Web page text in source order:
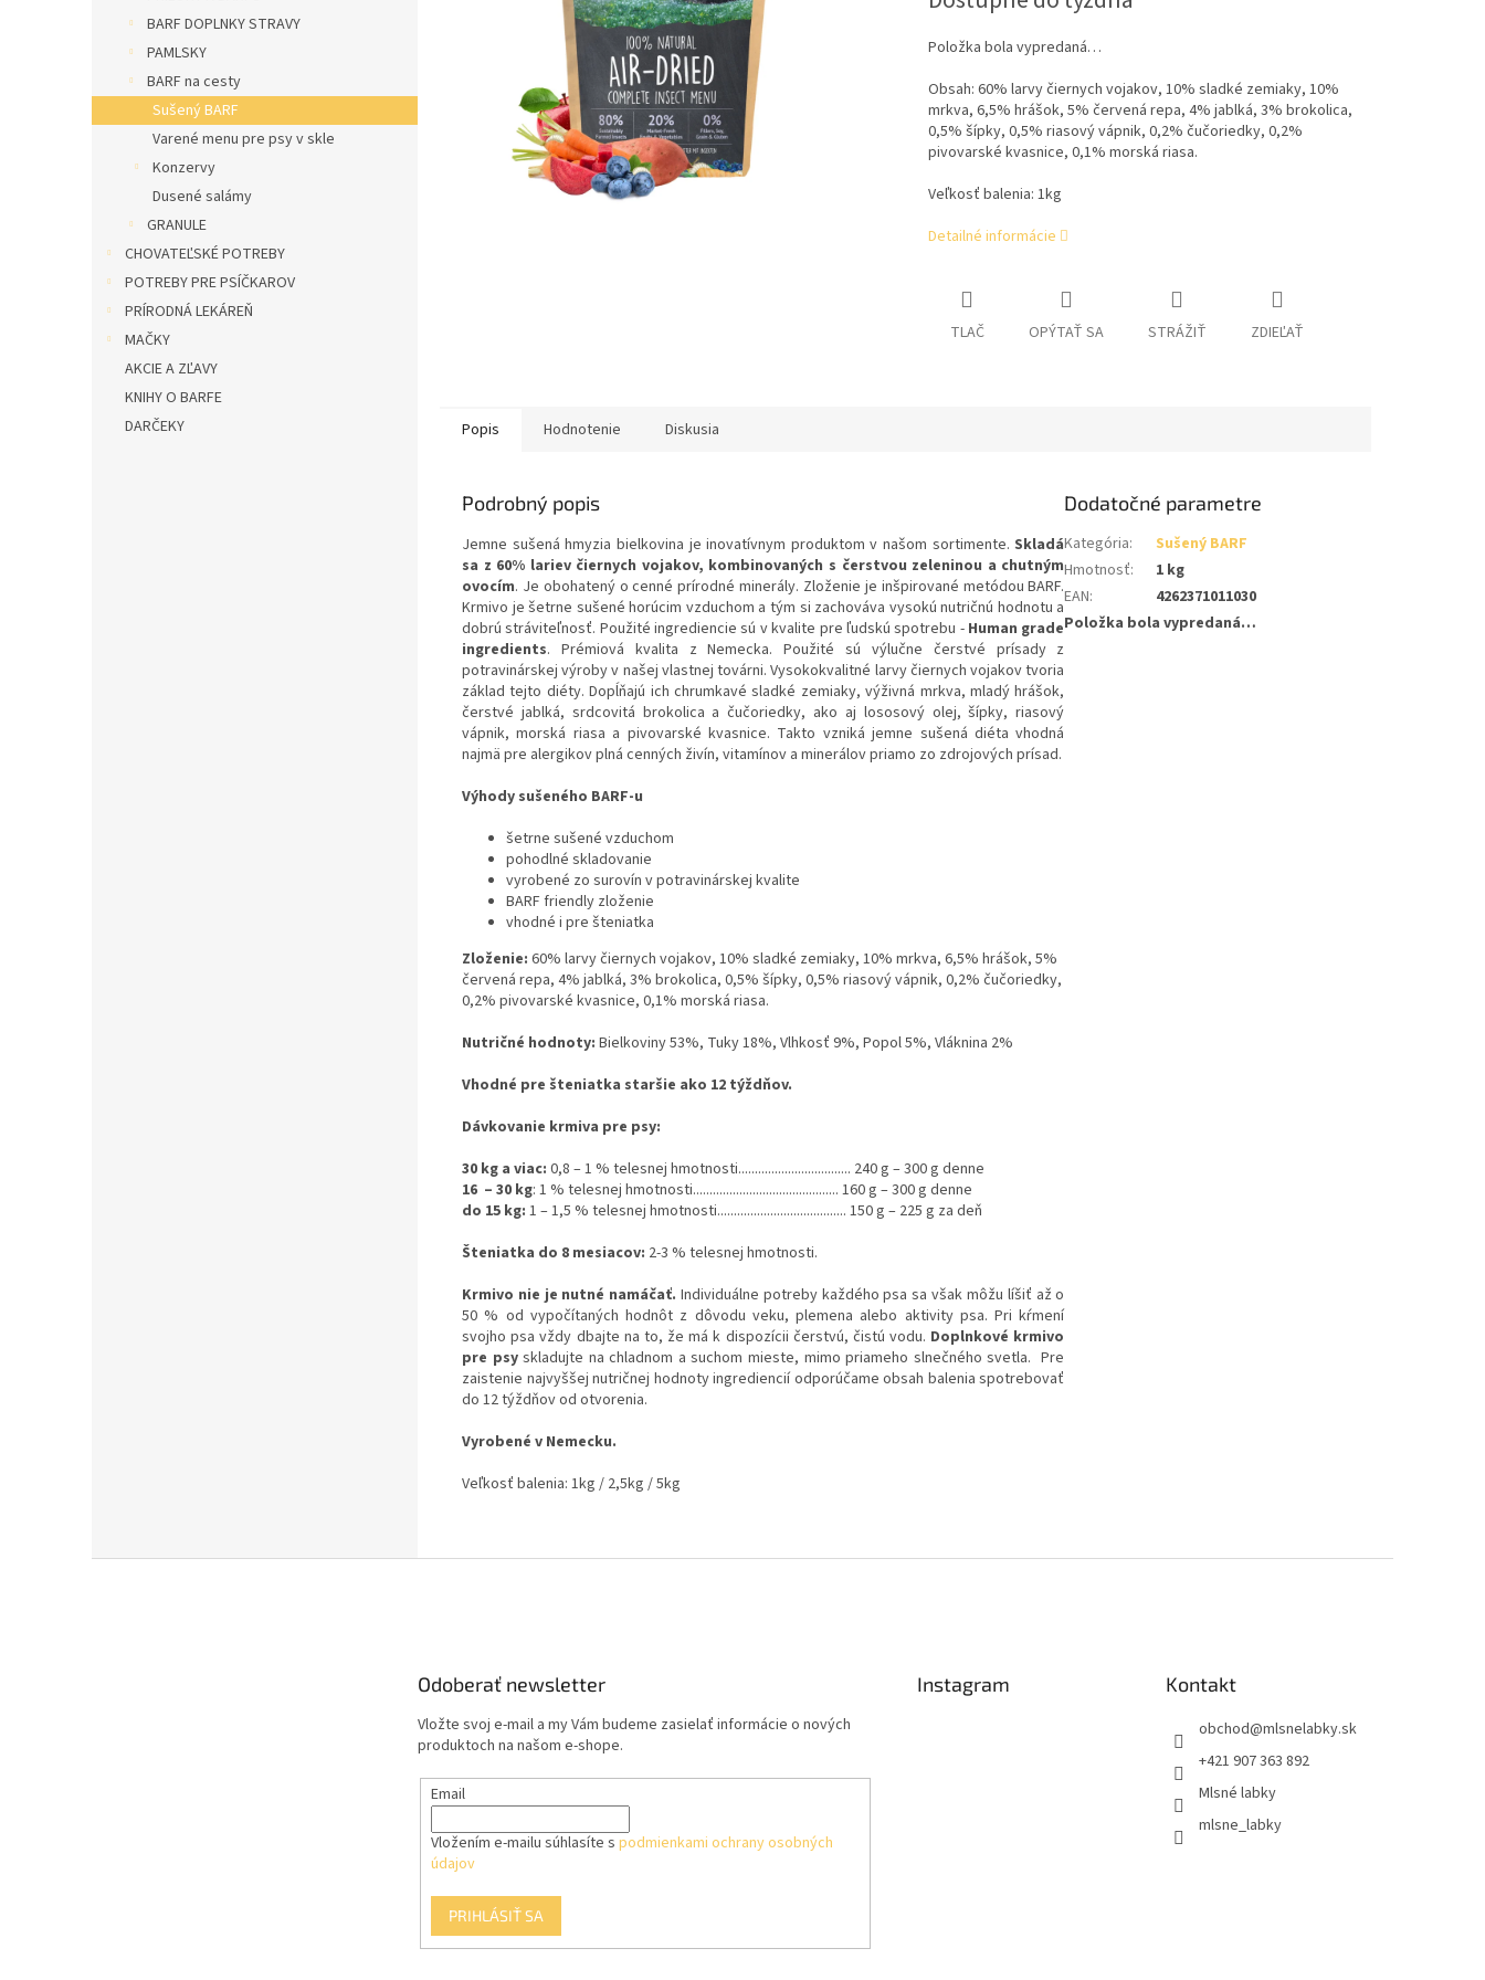
BARF DOPLNKY STRAVY
PAMLSKY
BARF na cesty
Sušený BARF
Varené menu pre psy v skle
Konzervy
Dusené salámy
GRANULE
CHOVATEĽSKÉ POTREBY
POTREBY PRE PSÍČKAROV
PRÍRODNÁ LEKÁREŇ
MAČKY
AKCIE A ZĽAVY
KNIHY O BARFE
DARČEKY
Položka bola vypredaná…
Obsah: 60% larvy čiernych vojakov, 10% sladké zemiaky, 10%
mrkva, 6,5% hrášok, 5% červená repa, 4% jablká, 3% brokolica,
0,5% šípky, 0,5% riasový vápnik, 0,2% čučoriedky, 0,2%
pivovarské kvasnice, 0,1% morská riasa.
Veľkosť balenia: 1kg
Detailné informácie
TLAČ OPÝTAŤ SA STRÁŽIŤ ZDIEĽAŤ
Popis Hodnotenie Diskusia
Podrobný popis
Jemne sušená hmyzia bielkovina je inovatívnym produktom v našom sortimente.Skladá
sa z 60% lariev čiernych vojakov, kombinovaných s čerstvou zeleninou a chutným
ovocím. Je obohatený o cenné prírodné minerály. Zloženie je inšpirované metódou BARF.
Krmivo je šetrne sušené horúcim vzduchom a tým si zachováva vysokú nutričnú hodnotu a
dobrú stráviteľnosť. Použité ingrediencie sú v kvalite pre ľudskú spotrebu - Human grade
ingredients. Prémiová kvalita z Nemecka. Použité sú výlučne čerstvé prísady z
potravinárskej výroby v našej vlastnej továrni. Vysokokvalitné larvy čiernych vojakov tvoria
základ tejto diéty. Dopĺňajú ich chrumkavé sladké zemiaky, výživná mrkva, mladý hrášok,
čerstvé jablká, srdcovitá brokolica a čučoriedky, ako aj lososový olej, šípky, riasový
vápnik, morská riasa a pivovarské kvasnice. Takto vzniká jemne sušená diéta vhodná
najmä pre alergikov plná cenných živín, vitamínov a minerálov priamo zo zdrojových prísad.
Výhody sušeného BARF-u
šetrne sušené vzduchom
pohodlné skladovanie
vyrobené zo surovín v potravinárskej kvalite
BARF friendly zloženie
vhodné i pre šteniatka
Zloženie: 60% larvy čiernych vojakov, 10% sladké zemiaky, 10% mrkva, 6,5% hrášok, 5%
červená repa, 4% jablká, 3% brokolica, 0,5% šípky, 0,5% riasový vápnik, 0,2% čučoriedky,
0,2% pivovarské kvasnice, 0,1% morská riasa.
Nutričné hodnoty: Bielkoviny 53%, Tuky 18%, Vlhkosť 9%, Popol 5%, Vláknina 2%
Vhodné pre šteniatka staršie ako 12 týždňov.
Dávkovanie krmiva pre psy:
30 kg a viac: 0,8 – 1 % telesnej hmotnosti.................................. 240 g – 300 g denne
16 – 30 kg: 1 % telesnej hmotnosti............................................ 160 g – 300 g denne
do 15 kg: 1 – 1,5 % telesnej hmotnosti....................................... 150 g – 225 g za deň
Šteniatka do 8 mesiacov: 2-3 % telesnej hmotnosti.
Krmivo nie je nutné namáčať.Individuálne potreby každého psa sa však môžu líšiť až o
50 % od vypočítaných hodnôt z dôvodu veku, plemena alebo aktivity psa. Pri kŕmení
svojho psa vždy dbajte na to, že má k dispozícii čerstvú, čistú vodu. Doplnkové krmivo
pre psyskladujte na chladnom a suchom mieste, mimo priameho slnečného svetla. Pre
zaistenie najvyššej nutričnej hodnoty ingrediencií odporúčame obsah balenia spotrebovať
do 12 týždňov od otvorenia.
Vyrobené v Nemecku.
Veľkosť balenia: 1kg / 2,5kg / 5kg
Dodatočné parametre
Kategória:
Sušený BARF
Hmotnosť:
1 kg
EAN:
4262371011030
Položka bola vypredaná…
Odoberať newsletter
Vložte svoj e-mail a my Vám budeme zasielať informácie o nových
produktoch na našom e-shope.
Email
Vložením e-mailu súhlasíte s podmienkami ochrany osobných
údajov
PRIHLÁSIŤ SA
Instagram Kontakt
obchod@mlsnelabky.sk
+421 907 363 892
Mlsné labky
mlsne_labky